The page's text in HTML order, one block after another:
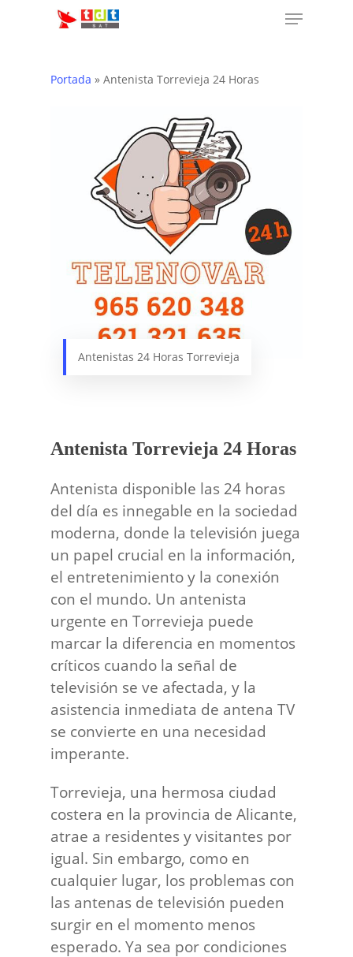
Menu
Portada » Antenista Torrevieja 24 Horas
Antenistas 24 Horas Torrevieja
Antenista Torrevieja 24 Horas
Antenista disponible las 24 horas
del día es innegable en la sociedad
moderna, donde la televisión juega
un papel crucial en la información,
el entretenimiento y la conexión
con el mundo. Un antenista
urgente en Torrevieja puede
marcar la diferencia en momentos
críticos cuando la señal de
televisión se ve afectada, y la
asistencia inmediata de antena TV
se convierte en una necesidad
imperante.
Torrevieja, una hermosa ciudad
costera en la provincia de Alicante,
atrae a residentes y visitantes por
igual. Sin embargo, como en
cualquier lugar, los problemas con
las antenas de televisión pueden
surgir en el momento menos
esperado. Ya sea por condiciones